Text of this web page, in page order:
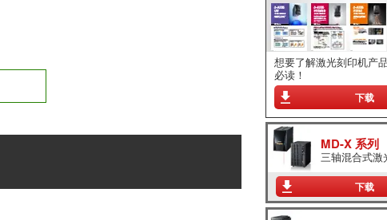
想要了解激光刻印机产
必读！
下载
MD-X 系列
三轴混合式激
下载